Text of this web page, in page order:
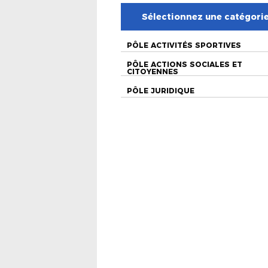
Sélectionnez une
PÔLE ACTIVITÉS SPORTIVES
PÔLE ACTIONS SOCIALES ET
CITOYENNES
PÔLE JURIDIQUE